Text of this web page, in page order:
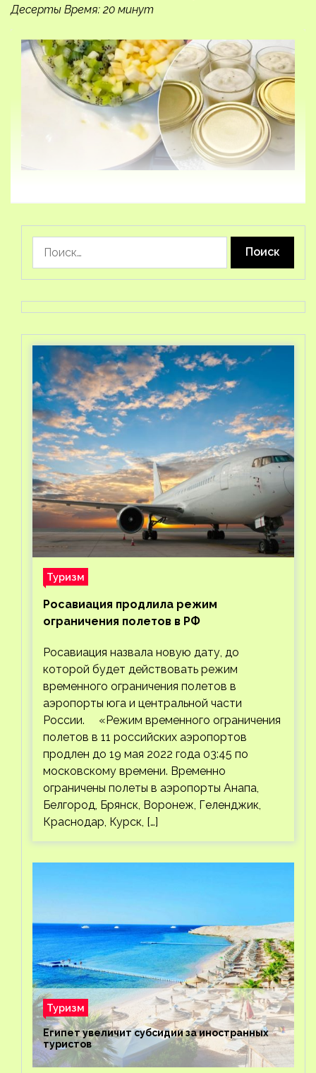
Десерты Время: 20 минут
Туризм
Росавиация продлила режим
ограничения полетов в РФ
Росавиация назвала новую дату, до
которой будет действовать режим
временного ограничения полетов в
аэропорты юга и центральной части
России. «Режим временного ограничения
полетов в 11 российских аэропортов
продлен до 19 мая 2022 года 03:45 по
московскому времени. Временно
ограничены полеты в аэропорты Анапа,
Белгород, Брянск, Воронеж, Геленджик,
Краснодар, Курск, […]
Туризм
Египет увеличит субсидии за иностранных
туристов